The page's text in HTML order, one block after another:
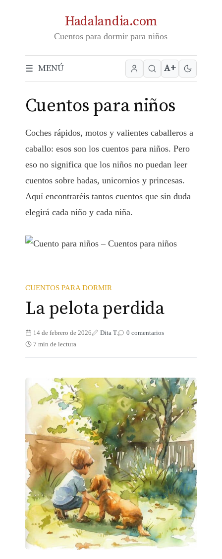
t
a
a
c
o
d
Hadalandia.com
Cuentos para dormir para niños
MENÚ A+
Cuentos para niños
Coches rápidos, motos y valientes caballeros a
caballo: esos son los cuentos para niños. Pero
eso no significa que los niños no puedan leer
cuentos sobre hadas, unicornios y princesas.
Aquí encontraréis tantos cuentos que sin duda
elegirá cada niño y cada niña.
CUENTOS PARA DORMIR
La pelota perdida
14 de febrero de 2026 Dita T.
0 comentarios
7 min de lectura